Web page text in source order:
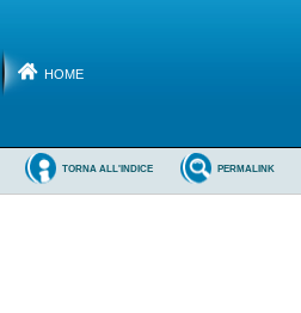
HOME
PERMALINK
TORNA ALL'INDICE